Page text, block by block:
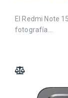
El Redmi Note
fotografía...